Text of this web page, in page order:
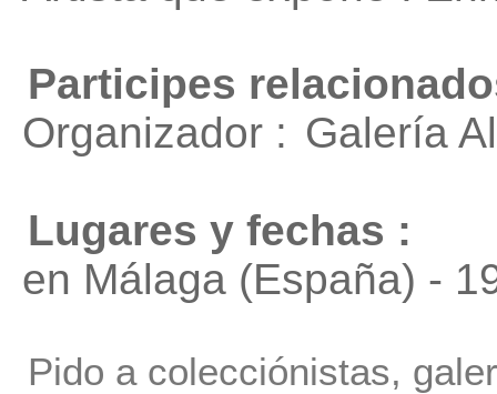
Participes
Organizador : Galería
Lugares y fechas :
en Málaga (España) -
Pido a colecciónistas,